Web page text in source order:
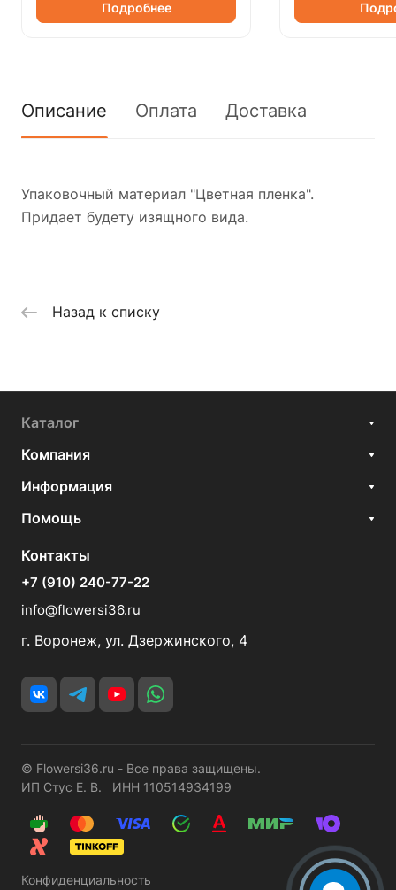
Подробнее
Описание Оплата Доставка
Упаковочный материал "Цветная пленка".
Придает будету изящного вида.
Назад к списку
Каталог
Компания
Информация
Помощь
Контакты
+7 (910) 240-77-22
info@flowersi36.ru
г. Воронеж, ул. Дзержинского, 4
© Flowersi36.ru - Все права защищены.
ИП Стус Е. В. ИНН 110514934199
Конфиденциальность